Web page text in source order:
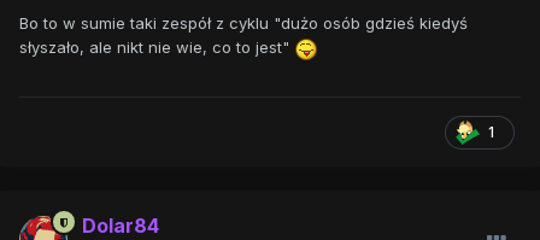
Bo to w sumie taki zespół z cyklu "dużo osób gdzieś kiedyś
słyszało, ale nikt nie wie, co to jest"
1
Dolar84